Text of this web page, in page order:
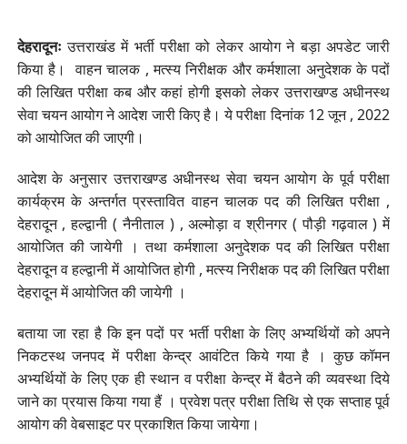
देहरादूनःउत्तराखंड में भर्ती परीक्षा को लेकर आयोग ने बड़ा अपडेट जारी
किया है। वाहन चालक , मत्स्य निरीक्षक और कर्मशाला अनुदेशक के पदों
की लिखित परीक्षा कब और कहां होगी इसको लेकर उत्तराखण्ड अधीनस्थ
सेवा चयन आयोग ने आदेश जारी किए है। ये परीक्षा दिनांक 12 जून , 2022
को आयोजित की जाएगी।
आदेश के अनुसार उत्तराखण्ड अधीनस्थ सेवा चयन आयोग के पूर्व परीक्षा
कार्यक्रम के अन्तर्गत प्रस्तावित वाहन चालक पद की लिखित परीक्षा ,
देहरादून , हल्द्वानी ( नैनीताल ) , अल्मोड़ा व श्रीनगर ( पौड़ी गढ़वाल ) में
आयोजित की जायेगी । तथा कर्मशाला अनुदेशक पद की लिखित परीक्षा
देहरादून व हल्द्वानी में आयोजित होगी , मत्स्य निरीक्षक पद की लिखित परीक्षा
देहरादून में आयोजित की जायेगी ।
बताया जा रहा है कि इन पदों पर भर्ती परीक्षा के लिए अभ्यर्थियों को अपने
निकटस्थ जनपद में परीक्षा केन्द्र आवंटित किये गया है । कुछ कॉमन
अभ्यर्थियों के लिए एक ही स्थान व परीक्षा केन्द्र में बैठने की व्यवस्था दिये
जाने का प्रयास किया गया हैं । प्रवेश पत्र परीक्षा तिथि से एक सप्ताह पूर्व
आयोग की वेबसाइट पर प्रकाशित किया जायेगा।